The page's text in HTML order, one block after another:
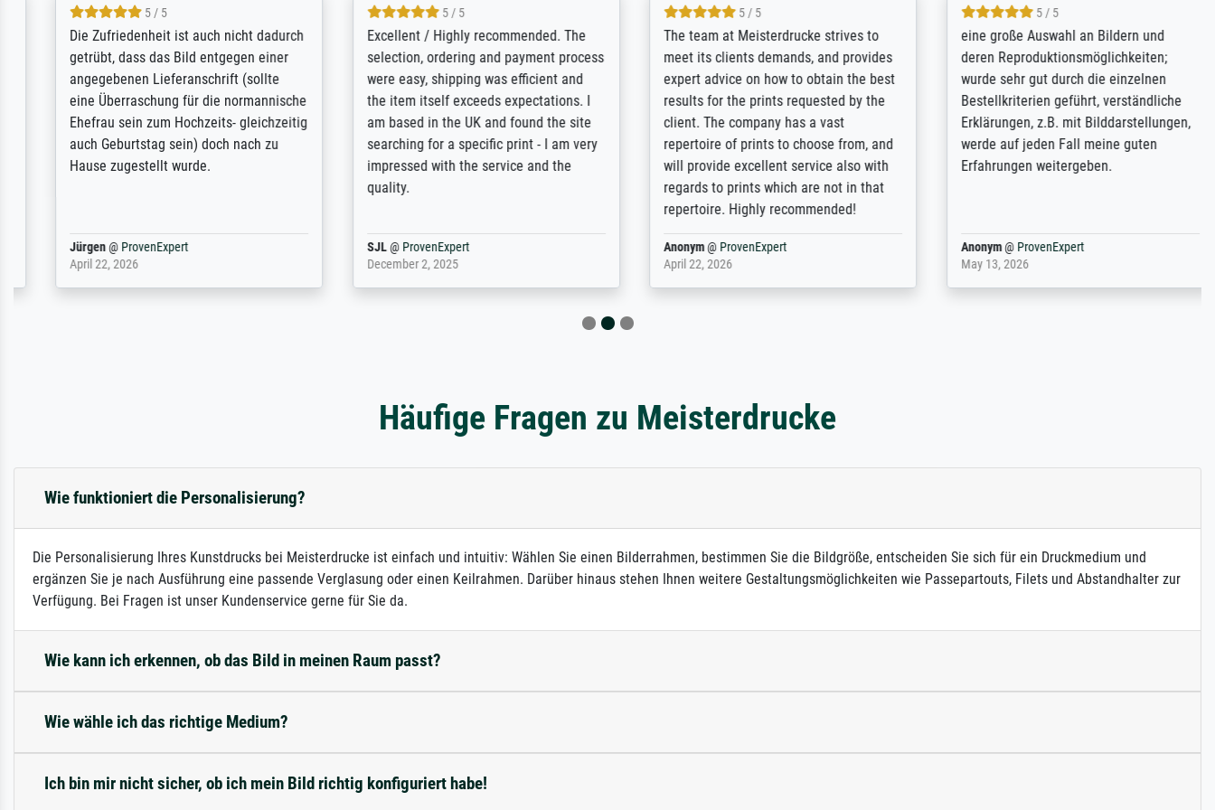
5 / 5
Die Zufriedenheit ist auch nicht dadurch
getrübt, dass das Bild entgegen einer
angegebenen Lieferanschrift (sollte
eine Überraschung für die normannische
Ehefrau sein zum Hochzeits- gleichzeitig
auch Geburtstag sein) doch nach zu
Hause zugestellt wurde.
Jürgen@ProvenExpert
April 22, 2026
5 / 5
Excellent / Highly recommended. The
selection, ordering and payment process
were easy, shipping was efficient and
the item itself exceeds expectations. I
am based in the UK and found the site
searching for a specific print - I am very
impressed with the service and the
quality.
@ProvenExpert
December 2, 2025
5 / 5
The team at Meisterdrucke strives to
meet its clients demands, and provides
expert advice on how to obtain the best
results for the prints requested by the
client. The company has a vast
repertoire of prints to choose from, and
will provide excellent service also with
regards to prints which are not in that
repertoire. Highly recommended!
Anonym@ProvenExpert
April 22, 2026
5 / 5
eine große Auswahl an Bildern und
deren Reproduktionsmöglichkeiten;
wurde sehr gut durch die einzelnen
Bestellkriterien geführt, verständliche
Erklärungen, z.B. mit Bilddarstellungen,
werde auf jeden Fall meine guten
Erfahrungen weitergeben.
Anonym@ProvenExpert
May 13, 2026
Häufige Fragen zu Meisterdrucke
Wie funktioniert die Personalisierung?
Die Personalisierung Ihres Kunstdrucks bei Meisterdrucke ist einfach und intuitiv: Wählen Sie einen Bilderrahmen, bestimmen Sie die Bildgröße, entscheiden Sie sich für ein Druckmedium und
ergänzen Sie je nach Ausführung eine passende Verglasung oder einen Keilrahmen. Darüber hinaus stehen Ihnen weitere Gestaltungsmöglichkeiten wie Passepartouts, Filets und Abstandhalter zur
Verfügung. Bei Fragen ist unser Kundenservice gerne für Sie da.
Wie kann ich erkennen, ob das Bild in meinen Raum passt?
Wie wähle ich das richtige Medium?
Ich bin mir nicht sicher, ob ich mein Bild richtig konfiguriert habe!